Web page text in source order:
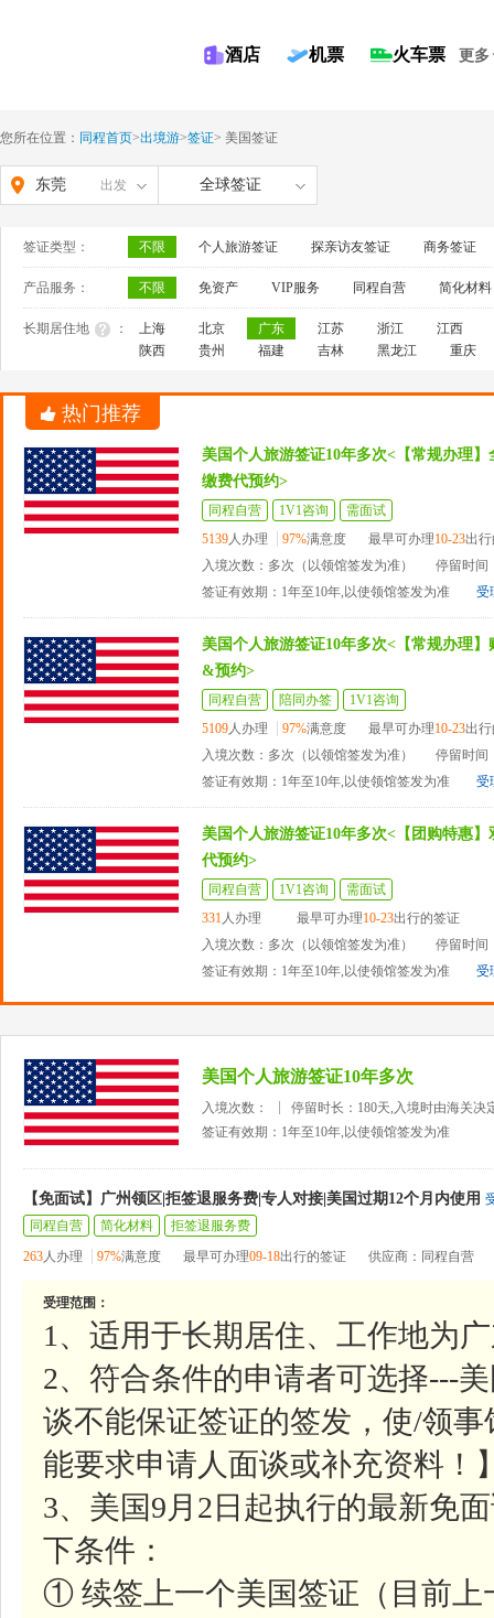
酒店 机票 火车票 更多
您所在位置： 同程首页>出境游>签证> 美国签证
东莞 出发 全球签证
签证类型： 不限 个人旅游签证 探亲访友签证 商务签证
产品服务： 不限 免资产 VIP服务 同程自营 简化材料
长期居住地 ： 上海 北京 广东 江苏 浙江
江西
陕西
贵州 福建 吉林 黑龙江 重庆
热门推荐
美国个人旅游签证10年多次<【常规办理
缴费代预约>
同程自营 1V1咨询
需面试
5139人办理 97%满意度 最早可办理10-23出
入境次数：多次（以领馆签发为准）
停留时间
签证有效期：1年至10年,以使领馆签发为准
受
美国个人旅游签证10年多次<【常规办理
&预约>
同程自营 陪同办签
1V1咨询
5109人办理 97%满意度 最早可办理10-23出
入境次数：多次（以领馆签发为准）
停留时间
签证有效期：1年至10年,以使领馆签发为准
受
美国个人旅游签证10年多次<【团购特惠
代预约>
同程自营 1V1咨询
需面试
331人办理 最早可办理10-23出行的签证
入境次数：多次（以领馆签发为准）
停留时间
签证有效期：1年至10年,以使领馆签发为准
受
美国个人旅游签证10年多次
入境次数：
停留时长：180天,入境时由海关决
签证有效期：1年至10年,以使领馆签发为准
【免面试】广州领区|拒签退服务费|专人对接|美国过期12个月内使用
同程自营
简化材料
拒签退服务费
263人办理 97%满意度 最早可办理09-18出行的签证 供应商：同程自营
受理范围：
1、适用于长期居住、工作地为
2、符合条件的申请者可选择---
谈不能保证签证的签发，使/领
能要求申请人面谈或补充资料！
3、美国9月2日起执行的最新免
下条件：
① 续签上一个美国签证（目前上